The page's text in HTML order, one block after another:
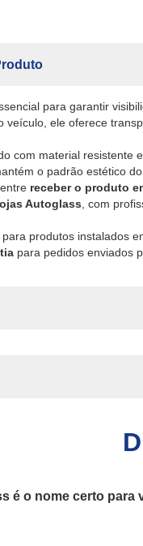
para garantir
veículo, ele oferece
com material resistente
o padrão estético
receber o produto
Autoglass , com
para produtos instalados
para pedidos enviados
é o nome certo para